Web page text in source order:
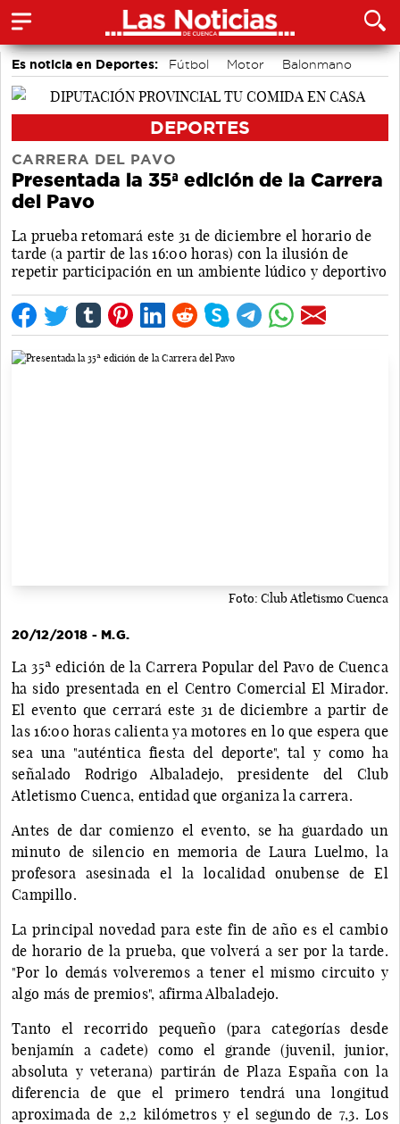
Es noticia en Deportes: Fútbol Motor
Balonmano
Bádminton
Ciclismo
DEPORTES
CARRERA DEL PAVO
Presentada la 35ª edición de la Carrera
del Pavo
La prueba retomará este 31 de diciembre el horario de
tarde (a partir de las 16:00 horas) con la ilusión de
repetir participación en un ambiente lúdico y deportivo
Foto: Club Atletismo Cuenca
20/12/2018 - M.G.
La 35ª edición de la Carrera Popular del Pavo de Cuenca
ha sido presentada en el Centro Comercial El Mirador.
El evento que cerrará este 31 de diciembre a partir de
las 16:00 horas calienta ya motores en lo que espera que
sea una "auténtica fiesta del deporte", tal y como ha
señalado Rodrigo Albaladejo, presidente del Club
Atletismo Cuenca, entidad que organiza la carrera.
Antes de dar comienzo el evento, se ha guardado un
minuto de silencio en memoria de Laura Luelmo, la
profesora asesinada el la localidad onubense de El
Campillo.
La principal novedad para este fin de año es el cambio
de horario de la prueba, que volverá a ser por la tarde.
"Por lo demás volveremos a tener el mismo circuito y
algo más de premios", afirma Albaladejo.
Tanto el recorrido pequeño (para categorías desde
benjamín a cadete) como el grande (juvenil, junior,
absoluta y veterana) partirán de Plaza España con la
diferencia de que el primero tendrá una longitud
aproximada de 2,2 kilómetros y el segundo de 7,3. Los